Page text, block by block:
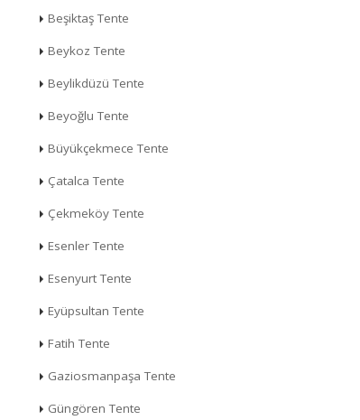
Beşiktaş Tente
Beykoz Tente
Beylikdüzü Tente
Beyoğlu Tente
Büyükçekmece Tente
Çatalca Tente
Çekmeköy Tente
Esenler Tente
Esenyurt Tente
Eyüpsultan Tente
Fatih Tente
Gaziosmanpaşa Tente
Güngören Tente